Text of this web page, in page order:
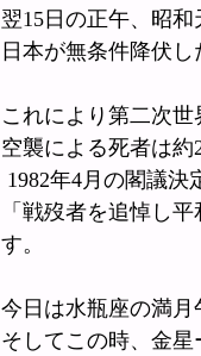
翌15日の正午、昭
日本が無条件降伏し
これにより第二次
空襲による死者は約
1982年4月の閣議決
「戦歿者を追悼し
す。
今日は水瓶座の満月
そしてこの時、金